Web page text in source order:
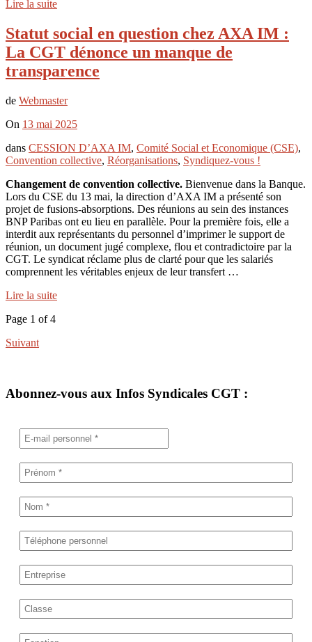
Lire la suite
Statut social en question chez AXA IM :
La CGT dénonce un manque de
transparence
de Webmaster
On 13 mai 2025
dans CESSION D’AXA IM, Comité Social et Economique (CSE),
Convention collective, Réorganisations, Syndiquez-vous !
Changement de convention collective. Bienvenue dans la Banque.
Lors du CSE du 13 mai, la direction d’AXA IM a présenté son
projet de fusions-absorptions. Des réunions au sein des instances
BNP Paribas ont eu lieu en parallèle. Pour la première fois, elle a
interdit aux représentants du personnel d’imprimer le support de
réunion, un document jugé complexe, flou et contradictoire par la
CGT. Le syndicat réclame plus de clarté pour que les salariés
comprennent les véritables enjeux de leur transfert …
Lire la suite
Page 1 of 4
Suivant
Abonnez-vous aux Infos Syndicales CGT :